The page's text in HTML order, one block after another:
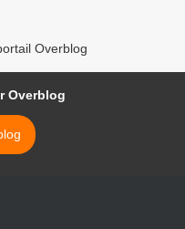
Overblog
Overblog